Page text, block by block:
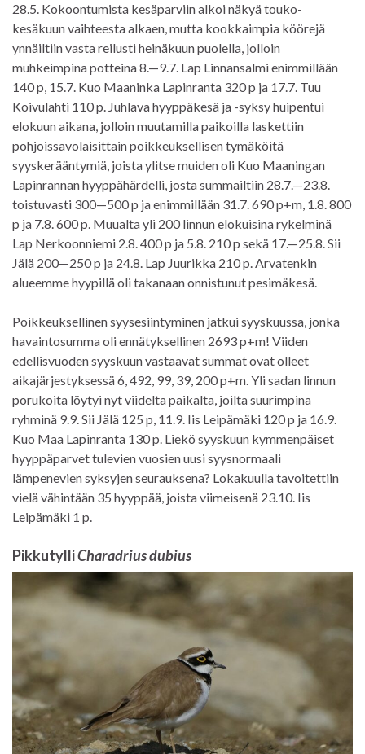
28.5. Kokoontumista kesäparviin alkoi näkyä touko-
kesäkuun vaihteesta alkaen, mutta kookkaimpia köörejä
ynnäiltiin vasta reilusti heinäkuun puolella, jolloin
muhkeimpina potteina 8.—9.7. Lap Linnansalmi enimmillään
140 p, 15.7. Kuo Maaninka Lapinranta 320 p ja 17.7. Tuu
Koivulahti 110 p. Juhlava hyyppäkesä ja -syksy huipentui
elokuun aikana, jolloin muutamilla paikoilla laskettiin
pohjoissavolaisittain poikkeuksellisen tymäköitä
syyskerääntymiä, joista ylitse muiden oli Kuo Maaningan
Lapinrannan hyyppähärdelli, josta summailtiin 28.7.—23.8.
toistuvasti 300—500 p ja enimmillään 31.7. 690 p+m, 1.8. 800
p ja 7.8. 600 p. Muualta yli 200 linnun elokuisina rykelminä
Lap Nerkoonniemi 2.8. 400 p ja 5.8. 210 p sekä 17.—25.8. Sii
Jälä 200—250 p ja 24.8. Lap Juurikka 210 p. Arvatenkin
alueemme hyypillä oli takanaan onnistunut pesimäkesä.
Poikkeuksellinen syysesiintyminen jatkui syyskuussa, jonka
havaintosumma oli ennätyksellinen 2693 p+m! Viiden
edellisvuoden syyskuun vastaavat summat ovat olleet
aikajärjestyksessä 6, 492, 99, 39, 200 p+m. Yli sadan linnun
porukoita löytyi nyt viidelta paikalta, joilta suurimpina
ryhminä 9.9. Sii Jälä 125 p, 11.9. Iis Leipämäki 120 p ja 16.9.
Kuo Maa Lapinranta 130 p. Liekö syyskuun kymmenpäiset
hyyppäparvet tulevien vuosien uusi syysnormaali
lämpenevien syksyjen seurauksena? Lokakuulla tavoitettiin
vielä vähintään 35 hyyppää, joista viimeisenä 23.10. Iis
Leipämäki 1 p.
PikkutylliCharadrius dubius